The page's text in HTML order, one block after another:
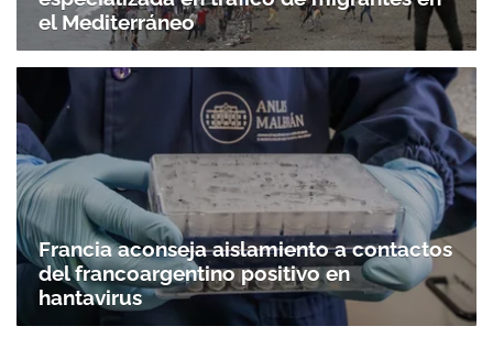
el Mediterráneo
Francia aconseja aislamiento a contactos
del francoargentino positivo en
hantavirus